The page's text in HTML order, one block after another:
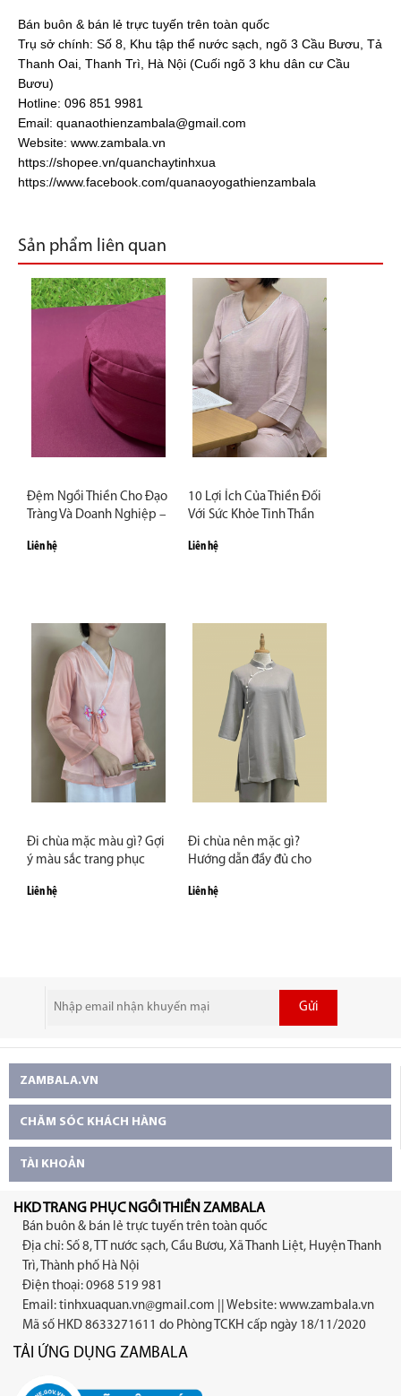
Bán buôn & bán lẻ trực tuyến trên toàn quốc
Trụ sở chính: Số 8, Khu tập thể nước sạch, ngõ 3 Cầu Bươu, Tả
Thanh Oai, Thanh Trì, Hà Nội (Cuối ngõ 3 khu dân cư Cầu
Bươu)
Hotline: 096 851 9981
Email: quanaothienzambala@gmail.com
Website: www.zambala.vn
https://shopee.vn/quanchaytinhxua
https://www.facebook.com/quanaoyogathienzambala
Sản phẩm liên quan
Đệm Ngồi Thiền Cho Đạo
Tràng Và Doanh Nghiệp –
Liên hệ
Đi chùa mặc màu gì? Gợi
ý màu sắc trang phục
lịch
Liên hệ
10 Lợi Ích Của Thiền Đối
Với Sức Khỏe Tinh Thần
Liên hệ
Đi chùa nên mặc gì?
Hướng dẫn đầy đủ cho
Liên hệ
Gửi
ZAMBALA.VN
CHĂM SÓC KHÁCH HÀNG
TÀI KHOẢN
HKD TRANG PHỤC NGỒI THIỀN ZAMBALA
Bán buôn & bán lẻ trực tuyến trên toàn quốc
Địa chỉ: Số 8, TT nước sạch, Cầu Bươu, Xã Thanh Liệt, Huyện Thanh
Trì, Thành phố Hà Nội
Điện thoại: 0968 519 981
Email: tinhxuaquan.vn@gmail.com || Website: www.zambala.vn
Mã số HKD 8633271611 do Phòng TCKH cấp ngày 18/11/2020
TẢI ỨNG DỤNG ZAMBALA